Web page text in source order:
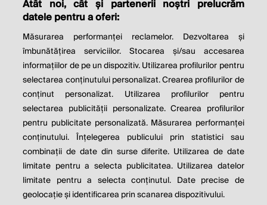
Contact Publicitate
Politica de cookie Politica de
confidențialitate
Setări cookies
este parte a
Atât noi, cât și partenerii noștri prelucrăm
datele pentru a oferi:
Măsurarea performanței reclamelor. Dezvoltarea și
îmbunătățirea serviciilor. Stocarea și/sau accesarea
informațiilor de pe un dispozitiv. Utilizarea profilurilor pentru
selectarea conținutului personalizat. Crearea profilurilor de
conținut personalizat. Utilizarea profilurilor pentru
selectarea publicității personalizate. Crearea profilurilor
pentru publicitate personalizată. Măsurarea performanței
conținutului. Înțelegerea publicului prin statistici sau
combinații de date din surse diferite. Utilizarea de date
limitate pentru a selecta publicitatea. Utilizarea datelor
limitate pentru a selecta conținutul. Date precise de
geolocație și identificarea prin scanarea dispozitivului.